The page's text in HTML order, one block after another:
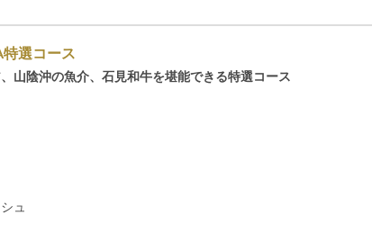
選コース
山陰沖の魚介、石見和牛を堪能できる特選コース
ュ